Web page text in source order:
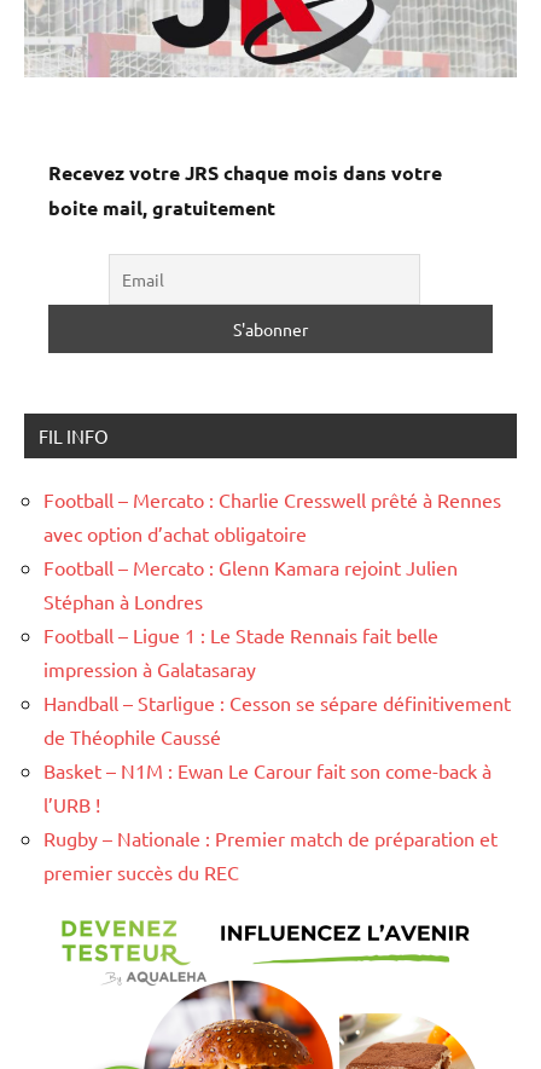
Recevez votre JRS chaque mois dans votre
boite mail, gratuitement
FIL INFO
Football – Mercato : Charlie Cresswell prêté à Rennes
avec option d’achat obligatoire
Football – Mercato : Glenn Kamara rejoint Julien
Stéphan à Londres
Football – Ligue 1 : Le Stade Rennais fait belle
impression à Galatasaray
Handball – Starligue : Cesson se sépare définitivement
de Théophile Caussé
Basket – N1M : Ewan Le Carour fait son come-back à
l’URB !
Rugby – Nationale : Premier match de préparation et
premier succès du REC